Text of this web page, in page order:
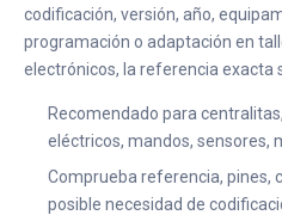
codificación, versión, año,
programación o adaptación en
electrónicos, la referencia exacta
Recomendado para
eléctricos, mandos, sensores,
Comprueba referencia, pines,
posible necesidad de